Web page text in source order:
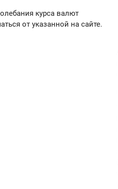
курса валют
от указанной на сайте.